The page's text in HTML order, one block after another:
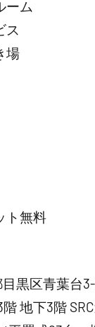
ーム
ス
場
ト無料
黒区青葉台3-
地下3階